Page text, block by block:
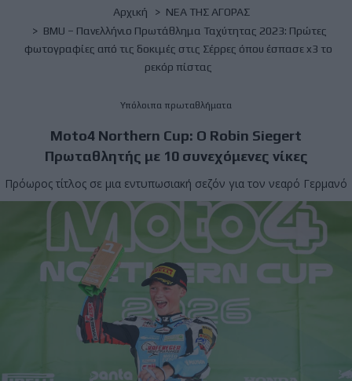
Breadcrumb
Αρχική
NΕΑ ΤΗΣ ΑΓΟΡΑΣ
BMU – Πανελλήνιο Πρωτάθλημα Ταχύτητας 2023: Πρώτες
φωτογραφίες από τις δοκιμές στις Σέρρες όπου έσπασε x3 το
ρεκόρ πίστας
Υπόλοιπα πρωταθλήματα
Moto4 Northern Cup: Ο Robin Siegert
Πρωταθλητής με 10 συνεχόμενες νίκες
Πρόωρος τίτλος σε μια εντυπωσιακή σεζόν για τον νεαρό Γερμανό